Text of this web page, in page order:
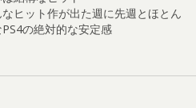
ヒット作が出た週に先週とほとん
の絶対的な安定感